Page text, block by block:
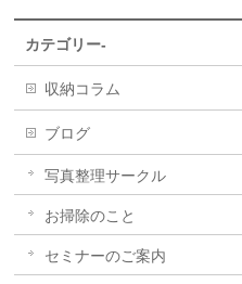
カテゴリー-
収納コラム
ブログ
写真整理サークル
お掃除のこと
セミナーのご案内